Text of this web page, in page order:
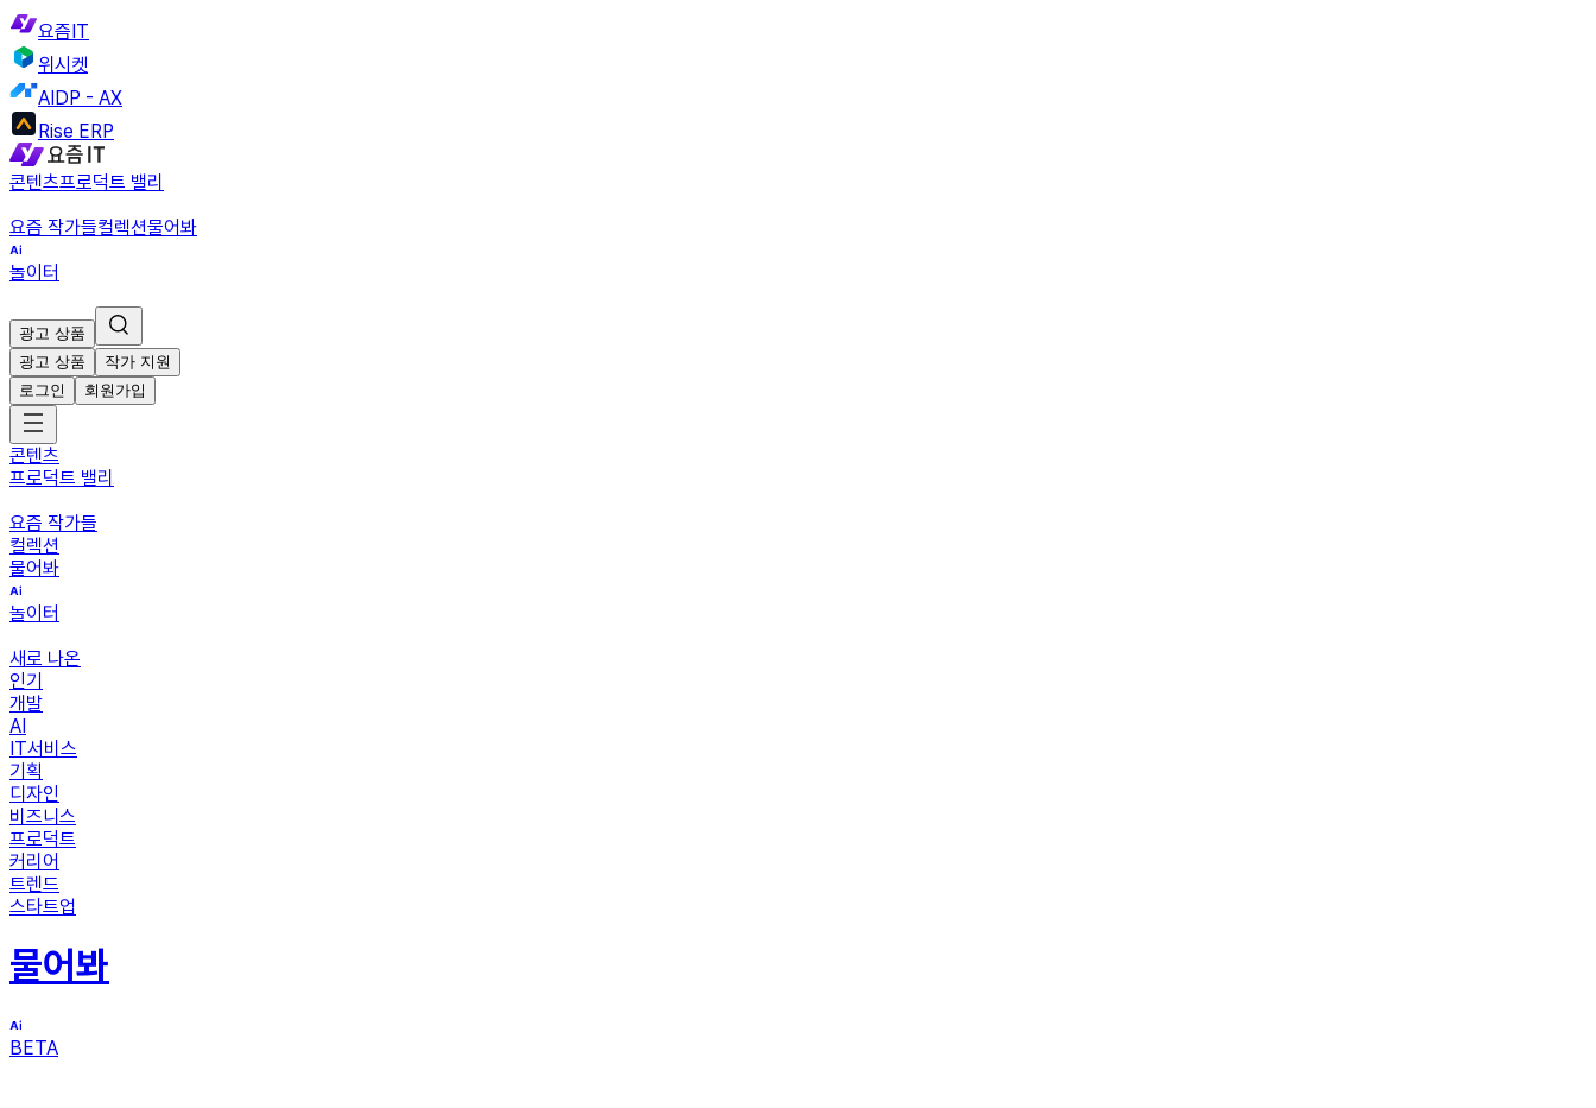
요즘IT
위시켓
AIDP - AX
Rise ERP
콘텐츠프로덕트 밸리
요즘 작가들컬렉션물어봐
놀이터
광고 상품
광고 상품
작가 지원
로그인
회원가입
콘텐츠
프로덕트 밸리
요즘 작가들
컬렉션
물어봐
놀이터
새로 나온
인기
개발
AI
IT서비스
기획
디자인
비즈니스
프로덕트
커리어
트렌드
스타트업
물어봐
BETA